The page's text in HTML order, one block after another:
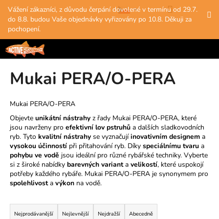
Přejít
obsah
Vážení zákazníci, z důvodu čerpání dovolené v termínu od 29.7.
do 8.8. budou Vaše objednávky vyřizovány po 10.8. Děkuji za
pochopení.
HledatPřihlášení
Mukai PERA/O-PERA
Mukai PERA/O-PERA
Objevte unikátní nástrahy z řady Mukai PERA/O-PERA, které
jsou navrženy pro efektivní lov pstruhů a dalších sladkovodních
ryb. Tyto kvalitní nástrahy se vyznačujíinovativním designem a
vysokou účinností při přitahování ryb. Díky speciálnímu tvaru a
pohybu ve vodě jsou ideální pro různé rybářské techniky. Vyberte
si z široké nabídky barevných varianta velikostí, které uspokojí
potřeby každého rybáře. Mukai PERA/O-PERA je synonymem pro
spolehlivosta výkon na vodě.
Ř
aNejprodávanější Nejlevnější Nejdražší Abecedně
í
k
Zpět
Zpět
C
p
t
ř
e
b
u
j
e
e